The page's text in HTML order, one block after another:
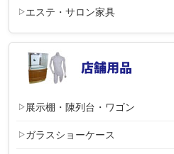
エステ・サロン家具
展示棚・陳列台・ワゴン
ガラスショーケース